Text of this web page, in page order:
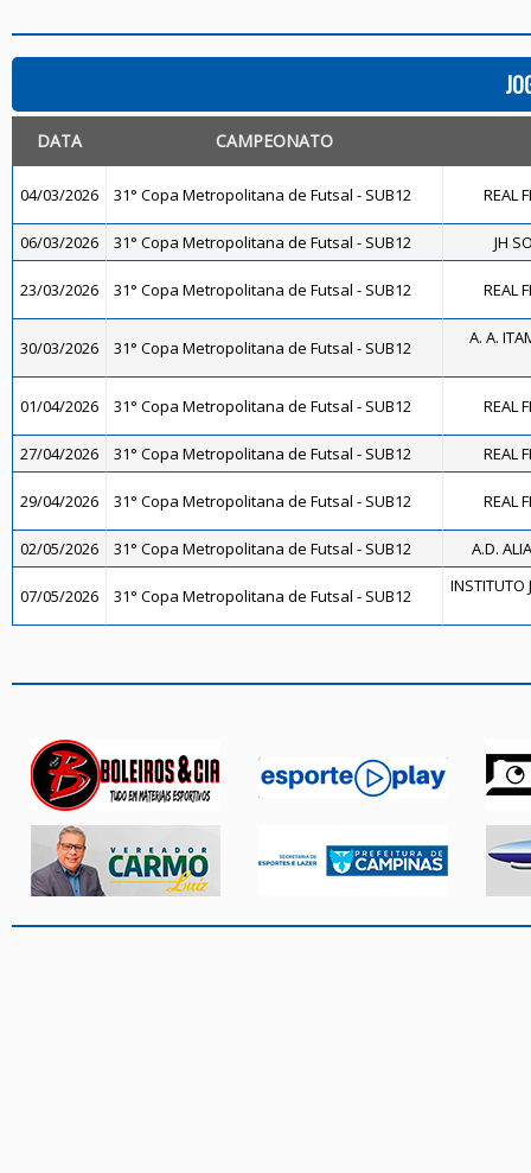
DATA CAMPEONATO
04/03/2026 31° Copa Metropolitana de Futsal - SUB12 REAL
06/03/2026 31° Copa Metropolitana de Futsal - SUB12 JH
23/03/2026 31° Copa Metropolitana de Futsal - SUB12 REAL
30/03/2026 31° Copa Metropolitana de Futsal - SUB12 A. A.
01/04/2026 31° Copa Metropolitana de Futsal - SUB12 REAL
27/04/2026 31° Copa Metropolitana de Futsal - SUB12 REAL
29/04/2026 31° Copa Metropolitana de Futsal - SUB12 REAL
02/05/2026 31° Copa Metropolitana de Futsal - SUB12 A.D.
07/05/2026 31° Copa Metropolitana de Futsal - SUB12 INSTITUTO